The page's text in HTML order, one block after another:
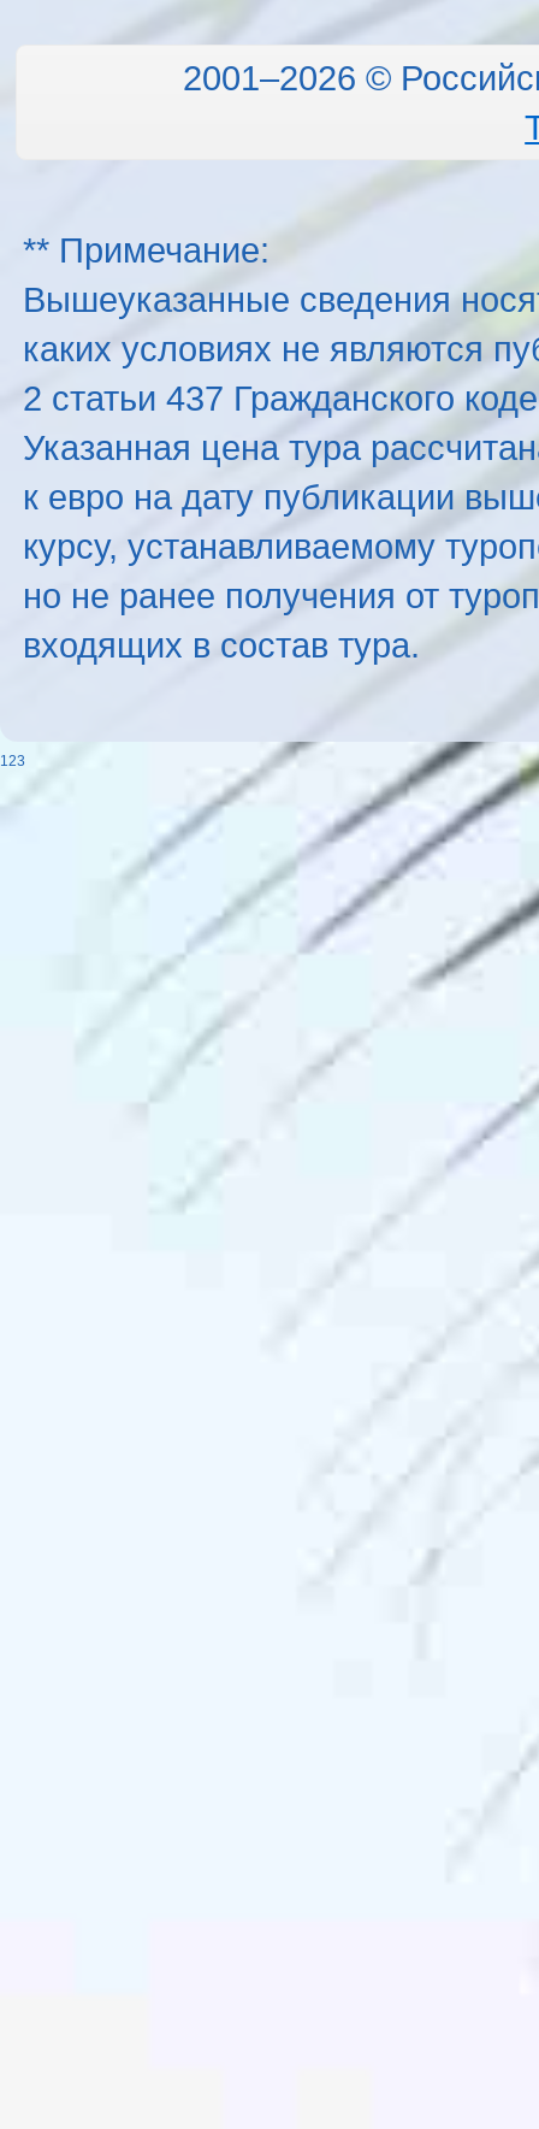
2001–2026 ©
** Примечание:
Вышеуказанные сведения
каких условиях не являются
2 статьи 437 Гражданского
Указанная цена тура
к евро на дату публикации
курсу, устанавливаемому
но не ранее получения от
входящих в состав тура.
123